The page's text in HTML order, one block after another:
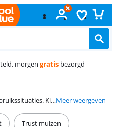
morgen gratisbezorgd
Trust heeft webcams voor alle gebruikssituaties. Kies voor een eenvoudige HD Ready webcam, een full hd webcam of ga voor een 4K webcam. Hiermee kom je bij elk videogesprek haarscherp in beeld. Doordat er voor elke situatie wel een geschikte webcam is, vind je altijd de beste webcam voor jou. Trust webcams zijn voorzien van een universele klem, waardoor je de webcam altijd vastmaakt aan jouw laptop of monitor. Bovendien heb je door de ingebouwde microfoons geen extra microfoon meer nodig.Meer weergeven
Trust muizen